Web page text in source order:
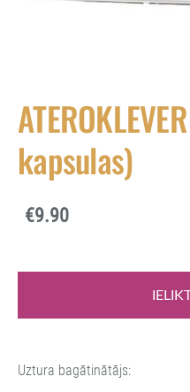
kapsulas)
€9.90
Uztura bagātinātājs: